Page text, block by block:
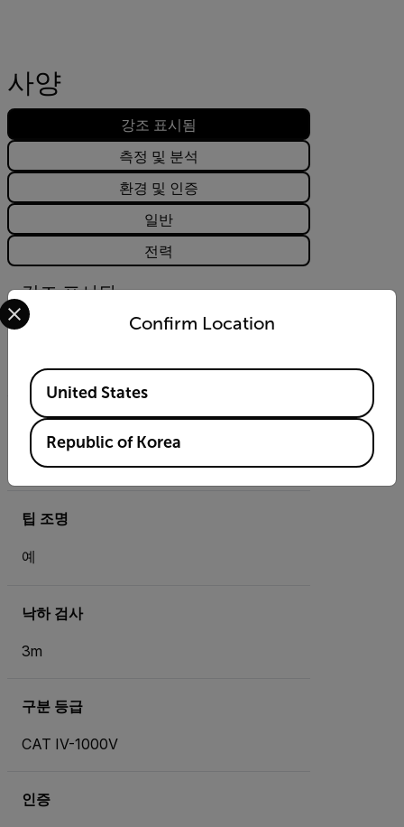
사양
강조 표시됨
측정 및 분석
환경 및 인증
일반
전력
강조 표시됨
알람 통보
소리, 깜박이는 LED, 진동
손전등
예
팁 조명
예
낙하 검사
3m
구분 등급
CAT IV-1000V
인증
Confirm Location
Select your preferred country and language from the
Available Locations
United States
Republic of Korea